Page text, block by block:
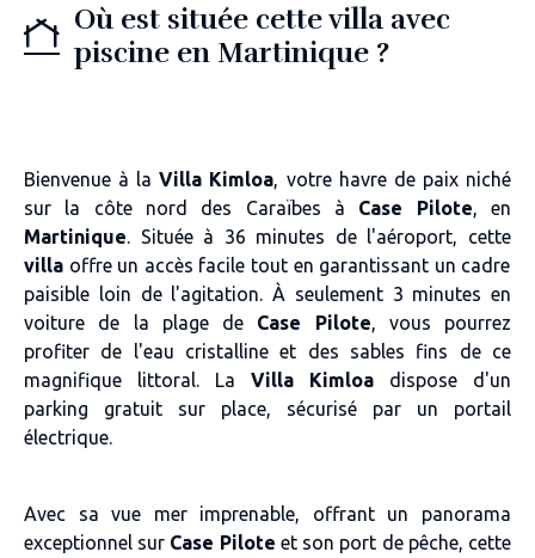
Où est située cette villa avec
piscine en Martinique ?
Bienvenue à laVilla Kimloa, votre havre de paix niché
sur la côte nord des Caraïbes à Case Pilote, en
Martinique. Située à 36 minutes de l'aéroport, cette
villa offre un accès facile tout en garantissant un cadre
paisible loin de l'agitation. À seulement 3 minutes en
voiture de la plage de Case Pilote, vous pourrez
profiter de l'eau cristalline et des sables fins de ce
magnifique littoral. La Villa Kimloa dispose d'un
parking gratuit sur place, sécurisé par un portail
électrique.
Avec sa vue mer imprenable, offrant un panorama
exceptionnel sur Case Pilote et son port de pêche, cette